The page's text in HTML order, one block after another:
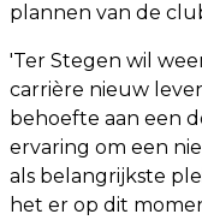
plannen van de
'Ter Stegen wil
carrière nieuw
behoefte aan een
ervaring om een
als belangrijkste
het er op dit